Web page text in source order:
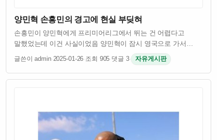
양민혁 손흥민의 경고에 현실 부딪혀
손흥민이 양민혁에게 프리미어리그에서 뛰는 건 어렵다고
말했었는데 이건 사실이었음 양민혁이 잠시 영국으로 가서
테스트를 받았는데 결과가 좋지 않았다고 함 프리미어리그는
세계 최고 수준의 리그라서 선수들이 들어가기 쉽지 않다는 걸
손흥민이 잘 알고 있었던 거임 양민혁은 어…
글쓴이 admin·2025-01-26·조회 905·댓글 3· 자유게시판